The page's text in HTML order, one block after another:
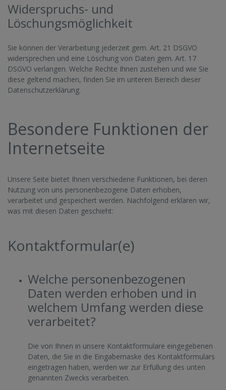
Widerspruchs- und
Löschungsmöglichkeit
Sie können der Verarbeitung jederzeit gem. Art. 21 DSGVO
widersprechen und eine Löschung von Daten gem. Art. 17
DSGVO verlangen. Welche Rechte Ihnen zustehen und wie Sie
diese geltend machen, finden Sie im unteren Bereich dieser
Datenschutzerklärung.
Besondere Funktionen der
Internetseite
Unsere Seite bietet Ihnen verschiedene Funktionen, bei deren
Nutzung von uns personenbezogene Daten erhoben,
verarbeitet und gespeichert werden. Nachfolgend erklären wir,
was mit diesen Daten geschieht:
Kontaktformular(e)
Welche personenbezogenen
Daten werden erhoben und in
welchem Umfang werden diese
verarbeitet?
Die von Ihnen in unsere Kontaktformulare eingegebenen
Daten, die Sie in die Eingabemaske des Kontaktformulars
eingetragen haben, werden wir zur Erfüllung des unten
genannten Zwecks verarbeiten.